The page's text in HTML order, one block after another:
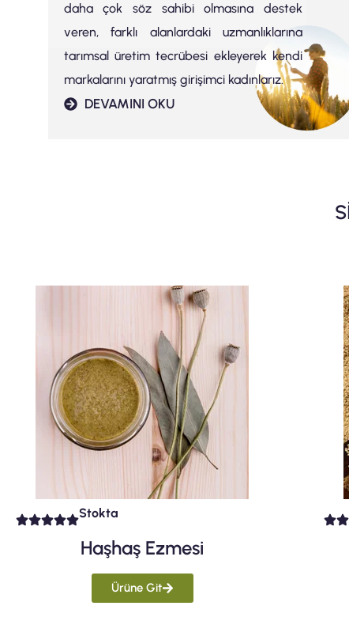
daha çok söz sahibi olmasına destek
veren, farklı alanlardaki uzmanlıklarına
tarımsal üretim tecrübesi ekleyerek kendi
markalarını yaratmış girişimci kadınlarız.
DEVAMINI OKU
Stokta
Haşhaş Ezmesi
Ürüne Git